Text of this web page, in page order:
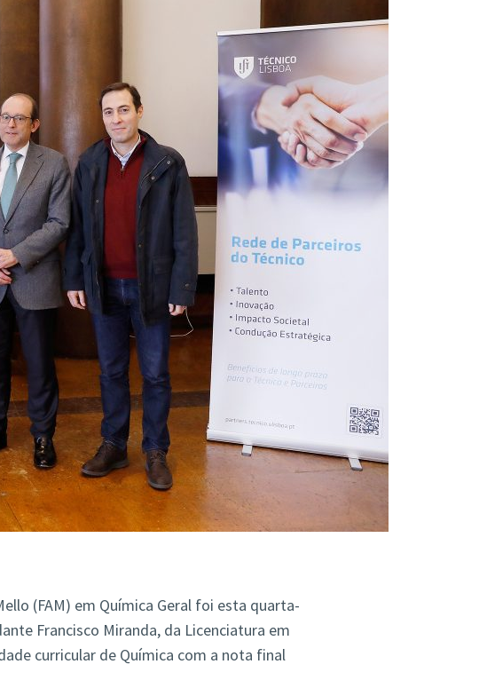
Acreditações A3ES
(FAM) em Química Geral foi esta quarta-
Francisco Miranda, da Licenciatura em
curricular de Química com a nota final